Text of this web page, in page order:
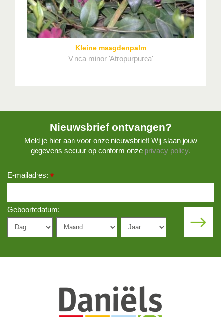
Kleine maagdenpalm
Vinca minor 'Atropurpurea'
Nieuwsbrief ontvangen?
Meld je hier aan voor onze nieuwsbrief! Wij slaan jouw
gegevens secuur op conform onze privacy policy.
E-mailadres: *
Geboortedatum: